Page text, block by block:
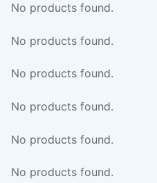
No products found.
No products found.
No products found.
No products found.
No products found.
No products found.